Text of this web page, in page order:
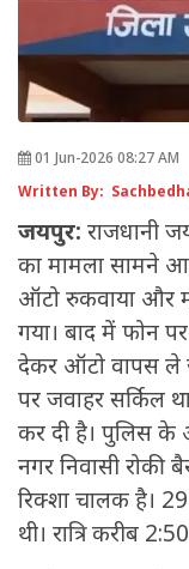
01 Jun-2026 08:27 AM
Written By:
जयपुर: राजधानी
का मामला सामने
ऑटो रुकवाया और
गया। बाद में फोन
देकर ऑटो वापस ले
पर जवाहर सर्किल
कर दी है। पुलिस के
नगर निवासी
रिक्शा चालक है।
थी। रात्रि करीब